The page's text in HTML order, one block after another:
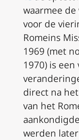
waarmee
voor de
Romeins
1969 (met
1970) is
direct na
van het
werden